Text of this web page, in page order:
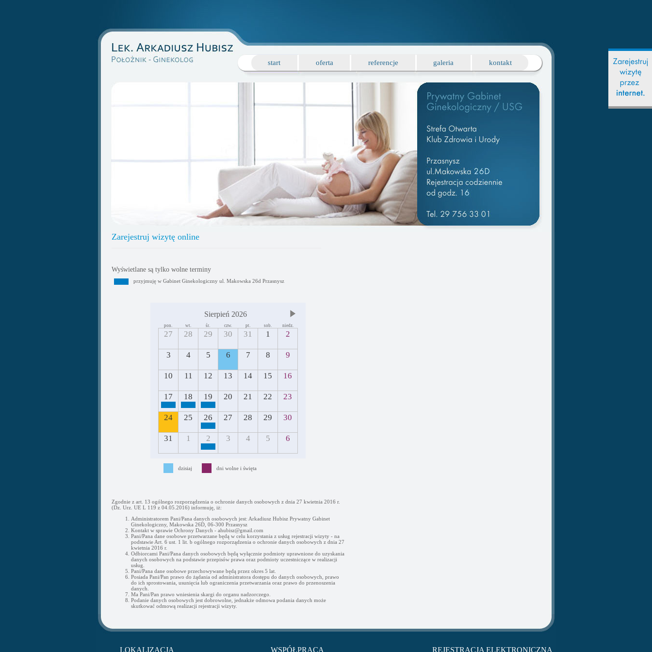
start oferta referencje galeria kontakt
Zarejestruj wizytę online
Wyświetlane są tylko wolne terminy
przyjmuję w Gabinet Ginekologiczny ul. Makowska 26d Przasnysz
Sierpień 2026
pon. wt. śr. czw. pt. sob. niedz.
27 28 29 30 31 1 2
3 4 5 6 7 8 9
10 11 12 13 14 15 16
17 18 19 20 21 22 23
24 25 26 27 28 29 30
31 1 2 3 4 5 6
dzisiaj dni wolne i święta
Zgodnie z art. 13 ogólnego rozporządzenia o ochronie danych osobowych z dnia 27 kwietnia 2016 r.
(Dz. Urz. UE L 119 z 04.05.2016) informuję, iż:
Administratorem Pani/Pana danych osobowych jest: Arkadiusz Hubisz Prywatny Gabinet
Ginekologiczny, Makowska 26D, 06-300 Przasnysz
Kontakt w sprawie Ochrony Danych - ahubisz@gmail.com
Pani/Pana dane osobowe przetwarzane będą w celu korzystania z usług rejestracji wizyty - na
podstawie Art. 6 ust. 1 lit. b ogólnego rozporządzenia o ochronie danych osobowych z dnia 27
kwietnia 2016 r.
Odbiorcami Pani/Pana danych osobowych będą wyłącznie podmioty uprawnione do uzyskania
danych osobowych na podstawie przepisów prawa oraz podmioty uczestniczące w realizacji
usług.
Pani/Pana dane osobowe przechowywane będą przez okres 5 lat.
Posiada Pani/Pan prawo do żądania od administratora dostępu do danych osobowych, prawo
do ich sprostowania, usunięcia lub ograniczenia przetwarzania oraz prawo do przenoszenia
danych.
Ma Pani/Pan prawo wniesienia skargi do organu nadzorczego.
Podanie danych osobowych jest dobrowolne, jednakże odmowa podania danych może
skutkować odmową realizacji rejestracji wizyty.
LOKALIZACJA WSPÓŁPRACA REJESTRACJA ELEKTRONICZNA